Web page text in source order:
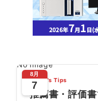
No Image
8月
7
Today's Tips
推薦書・評価